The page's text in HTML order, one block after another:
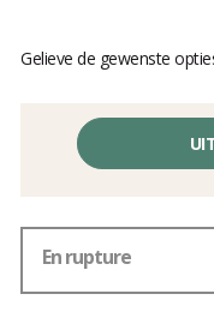
Gelieve de gewenste
En rupture